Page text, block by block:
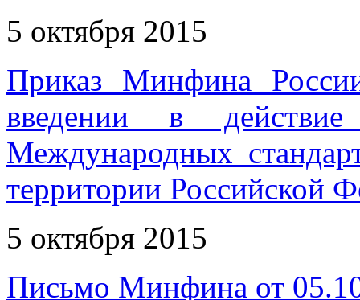
5 октября 2015
Приказ Минфина
введении в
Международных
территории Российской
5 октября 2015
Письмо Минфина от